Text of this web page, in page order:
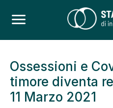
Ossessioni e
timore diventa
11 Marzo 2021